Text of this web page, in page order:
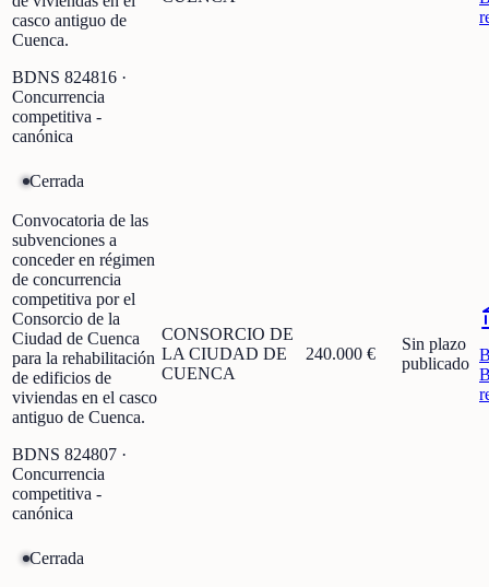
casco antiguo de
Cuenca.
BDNS 824816 ·
Concurrencia
competitiva -
canónica
Cerrada
Convocatoria de las
subvenciones a
conceder en régimen
de concurrencia
competitiva por el
Consorcio de la
Ciudad de Cuenca
para la rehabilitación
de edificios de
viviendas en el casco
antiguo de Cuenca.
BDNS 824807 ·
Concurrencia
competitiva -
canónica
CONSORCIO DE
LA CIUDAD DE
CUENCA
240.000 €
Sin plazo
publicado
Cerrada